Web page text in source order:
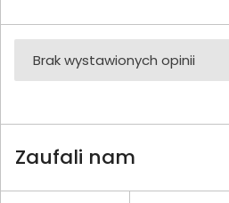
Brak wystawionych opinii
Zaufali nam